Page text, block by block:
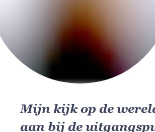
Mijn kijk op de
aan bij de